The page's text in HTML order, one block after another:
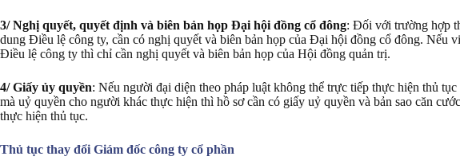
3/ Nghị quyết, quyết định và biên bản họp Đại hội đồng cổ đông: Đối với trường hợp
dung Điều lệ công ty, cần có nghị quyết và biên bản họp của Đại hội đồng cổ đông. Nếu
Điều lệ công ty thì chỉ cần nghị quyết và biên bản họp của Hội đồng quản trị.
4/ Giấy ủy quyền: Nếu người đại diện theo pháp luật không thể trực tiếp thực hiện thủ
mà uỷ quyền cho người khác thực hiện thì hồ sơ cần có giấy uỷ quyền và bản sao căn
thực hiện thủ tục.
Thủ tục thay đổi Giám đốc công ty cổ phần